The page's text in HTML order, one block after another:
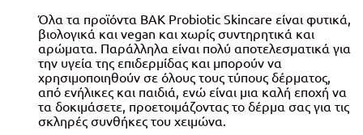
Όλα τα προϊόντα BAK Probiotic Skincare είναι φυτικά,
βιολογικά και vegan και χωρίς συντηρητικά και
αρώματα. Παράλληλα είναι πολύ αποτελεσματικά για
την υγεία της επιδερμίδας και μπορούν να
χρησιμοποιηθούν σε όλους τους τύπους δέρματος,
από ενήλικες και παιδιά, ενώ είναι μια καλή εποχή να
τα δοκιμάσετε, προετοιμάζοντας το δέρμα σας για τις
σκληρές συνθήκες του χειμώνα.